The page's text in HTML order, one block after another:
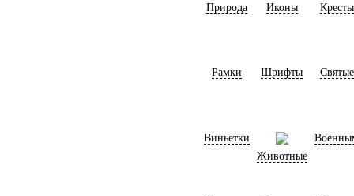
Природа Иконы Кресты
Рамки Шрифты Святые
Виньетки
Животные